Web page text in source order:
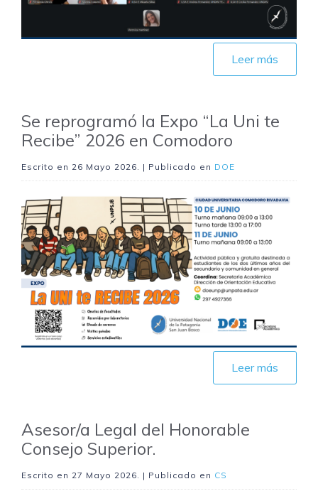
Leer más
Se reprogramó la Expo “La Uni te
Recibe” 2026 en Comodoro
Escrito en 26 Mayo 2026 . | Publicado en DOE
Leer más
Asesor/a Legal del Honorable
Consejo Superior.
Escrito en 27 Mayo 2026 . | Publicado en CS